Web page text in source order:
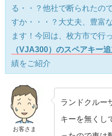
る・・？他社で断られたの
すか・・・？大丈夫、豊富
ます！今回は、枚方市で行
（VJA300）のスペアキー
績をご紹介
お客さま
ランドクルー
キーを無くし